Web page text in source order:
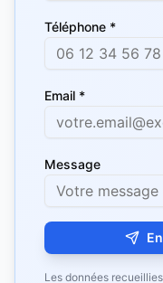
Téléphone *
Email *
Message
Les données